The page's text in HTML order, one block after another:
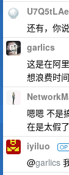
还有，你
garlics
这是在阿
想浪费时
嗯嗯 不是
在是太假
iyiluo OP
@garlics